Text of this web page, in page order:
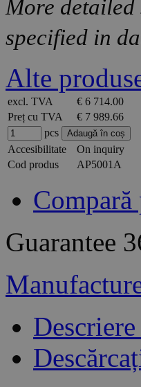
More detailed
specified in
Alte
excl. TVA
€ 6 714.00
Preț cu TVA
€ 7 989.66
pcs
Accesibilitate
On inquiry
Cod produs
AP5001A
Compară
Guarantee